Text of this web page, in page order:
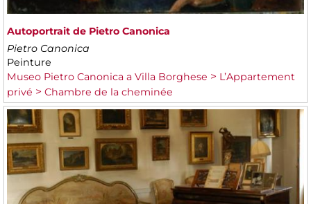
Autoportrait de Pietro Canonica
Pietro Canonica
Peinture
Museo Pietro Canonica a Villa Borghese
L’Appartement
privé
Chambre de la cheminée